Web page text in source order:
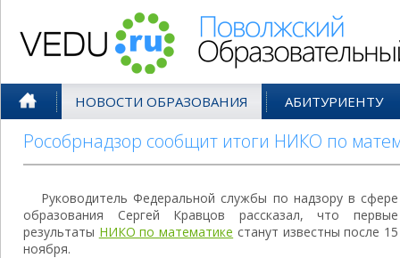
НОВОСТИ ОБРАЗОВАНИЯ АБИТУРИЕНТУ
Рособрнадзор сообщит итоги НИКО по
Руководитель Федеральной службы по надзору в сфере
образования Сергей Кравцов рассказал, что первые
результаты НИКО по математике станут известны после 15
ноября.